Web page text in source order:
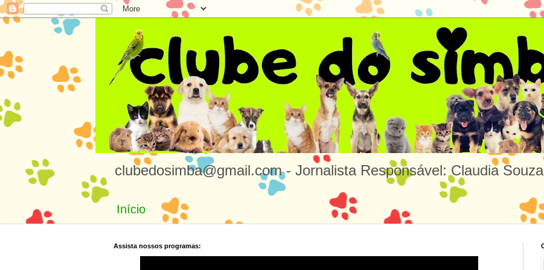
clubedosimba@gmail.com - Jornalista Responsável: Claudia
Início
Assista nossos programas: